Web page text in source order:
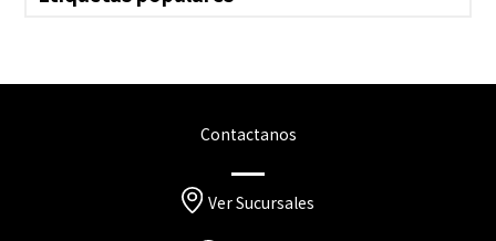
Contactanos
Ver Sucursales